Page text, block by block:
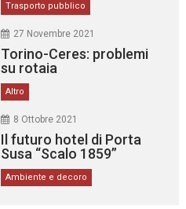
Trasporto pubblico
27 Novembre 2021
Torino-Ceres: problemi
su rotaia
Altro
8 Ottobre 2021
Il futuro hotel di Porta
Susa “Scalo 1859”
Ambiente e decoro